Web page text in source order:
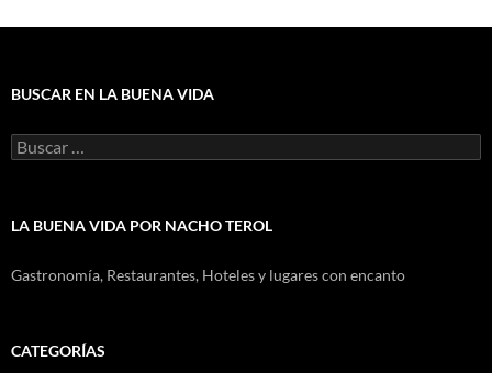
BUSCAR EN LA BUENA VIDA
Buscar:
LA BUENA VIDA POR NACHO TEROL
Gastronomía, Restaurantes, Hoteles y lugares con encanto
CATEGORÍAS